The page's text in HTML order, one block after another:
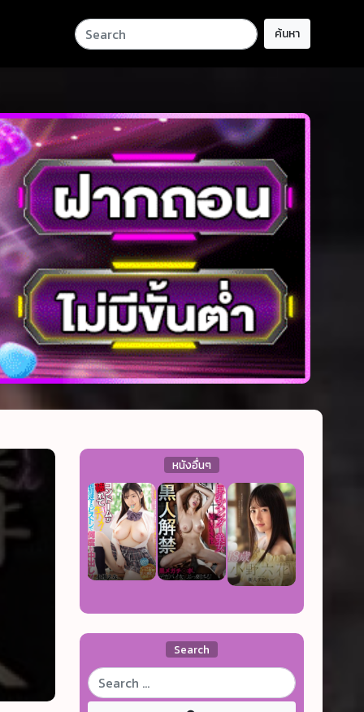
ค้นหา
หนังอื่นๆ
Search